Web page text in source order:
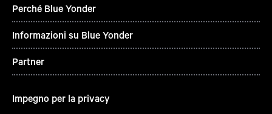
Perché Blue Yonder
Informazioni su Blue Yonder
Partner
Impegno per la privacy